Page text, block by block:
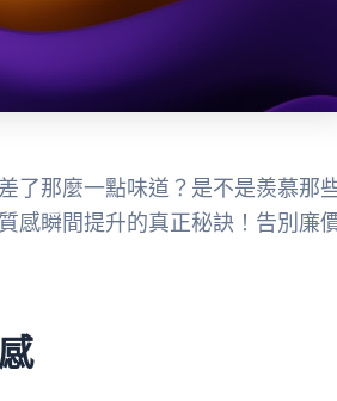
了那麼一點味道？是不是羨慕那
感瞬間提升的真正秘訣！告別廉